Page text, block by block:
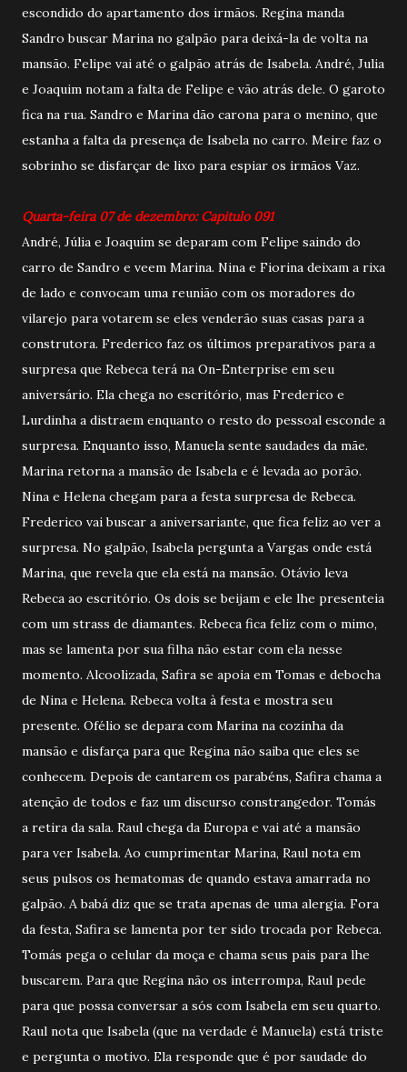
escondido do apartamento dos irmãos. Regina manda
Sandro buscar Marina no galpão para deixá-la de volta na
mansão. Felipe vai até o galpão atrás de Isabela. André, Julia
e Joaquim notam a falta de Felipe e vão atrás dele. O garoto
fica na rua. Sandro e Marina dão carona para o menino, que
estanha a falta da presença de Isabela no carro. Meire faz o
sobrinho se disfarçar de lixo para espiar os irmãos Vaz.
Quarta-feira 07 de dezembro: Capitulo 091
André, Júlia e Joaquim se deparam com Felipe saindo do
carro de Sandro e veem Marina. Nina e Fiorina deixam a rixa
de lado e convocam uma reunião com os moradores do
vilarejo para votarem se eles venderão suas casas para a
construtora. Frederico faz os últimos preparativos para a
surpresa que Rebeca terá na On-Enterprise em seu
aniversário. Ela chega no escritório, mas Frederico e
Lurdinha a distraem enquanto o resto do pessoal esconde a
surpresa. Enquanto isso, Manuela sente saudades da mãe.
Marina retorna a mansão de Isabela e é levada ao porão.
Nina e Helena chegam para a festa surpresa de Rebeca.
Frederico vai buscar a aniversariante, que fica feliz ao ver a
surpresa. No galpão, Isabela pergunta a Vargas onde está
Marina, que revela que ela está na mansão. Otávio leva
Rebeca ao escritório. Os dois se beijam e ele lhe presenteia
com um strass de diamantes. Rebeca fica feliz com o mimo,
mas se lamenta por sua filha não estar com ela nesse
momento. Alcoolizada, Safira se apoia em Tomas e debocha
de Nina e Helena. Rebeca volta à festa e mostra seu
presente. Ofélio se depara com Marina na cozinha da
mansão e disfarça para que Regina não saiba que eles se
conhecem. Depois de cantarem os parabéns, Safira chama a
atenção de todos e faz um discurso constrangedor. Tomás
a retira da sala. Raul chega da Europa e vai até a mansão
para ver Isabela. Ao cumprimentar Marina, Raul nota em
seus pulsos os hematomas de quando estava amarrada no
galpão. A babá diz que se trata apenas de uma alergia. Fora
da festa, Safira se lamenta por ter sido trocada por Rebeca.
Tomás pega o celular da moça e chama seus pais para lhe
buscarem. Para que Regina não os interrompa, Raul pede
para que possa conversar a sós com Isabela em seu quarto.
Raul nota que Isabela (que na verdade é Manuela) está triste
e pergunta o motivo. Ela responde que é por saudade do